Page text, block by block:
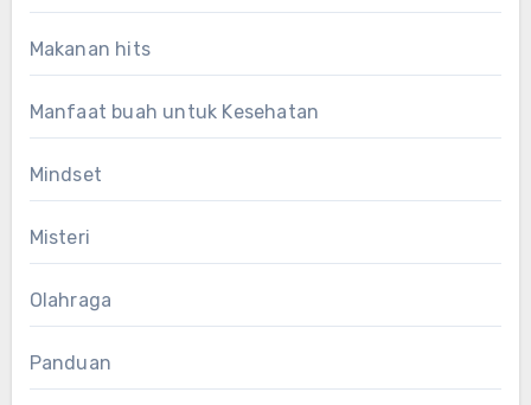
Makanan hits
Manfaat buah untuk Kesehatan
Mindset
Misteri
Olahraga
Panduan